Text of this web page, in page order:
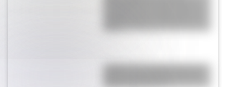
¿Sabías que Argentina tuvo la